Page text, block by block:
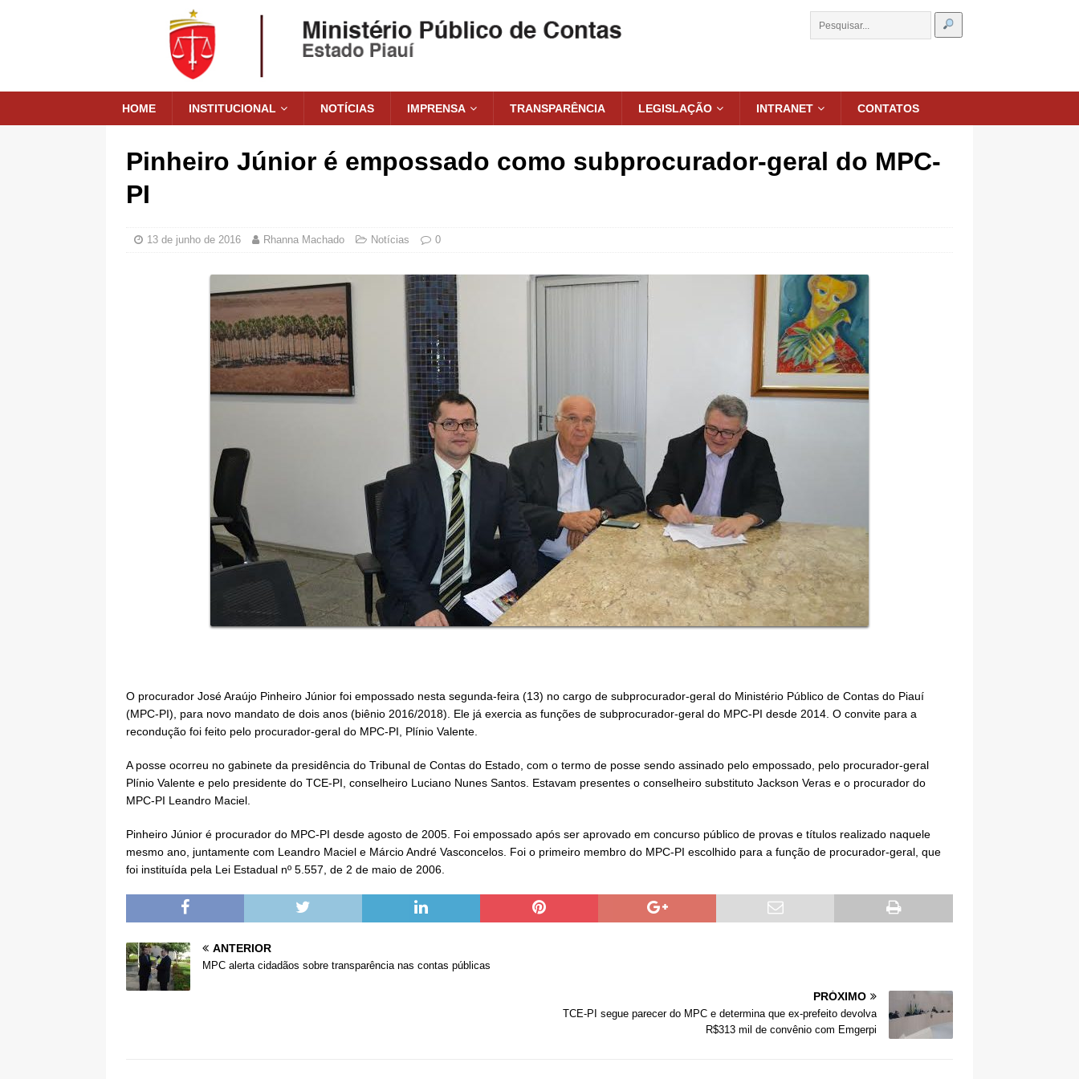
HOME INSTITUCIONAL NOTÍCIAS IMPRENSA TRANSPARÊNCIA LEGISLAÇÃO INTRANET CONTATOS
Pinheiro Júnior é empossado como subprocurador-geral do MPC-
PI
13 de junho de 2016 Rhanna Machado Notícias 0
O procurador José Araújo Pinheiro Júnior foi empossado nesta segunda-feira (13) no cargo de subprocurador-geral do Ministério Público de Contas do Piauí
(MPC-PI), para novo mandato de dois anos (biênio 2016/2018). Ele já exercia as funções de subprocurador-geral do MPC-PI desde 2014. O convite para a
recondução foi feito pelo procurador-geral do MPC-PI, Plínio Valente.
A posse ocorreu no gabinete da presidência do Tribunal de Contas do Estado, com o termo de posse sendo assinado pelo empossado, pelo procurador-geral
Plínio Valente e pelo presidente do TCE-PI, conselheiro Luciano Nunes Santos. Estavam presentes o conselheiro substituto Jackson Veras e o procurador do
MPC-PI Leandro Maciel.
Pinheiro Júnior é procurador do MPC-PI desde agosto de 2005. Foi empossado após ser aprovado em concurso público de provas e títulos realizado naquele
mesmo ano, juntamente com Leandro Maciel e Márcio André Vasconcelos. Foi o primeiro membro do MPC-PI escolhido para a função de procurador-geral, que
foi instituída pela Lei Estadual nº 5.557, de 2 de maio de 2006.
ANTERIOR
MPC alerta cidadãos sobre transparência nas contas públicas
PRÓXIMO
TCE-PI segue parecer do MPC e determina que ex-prefeito devolva
R$313 mil de convênio com Emgerpi